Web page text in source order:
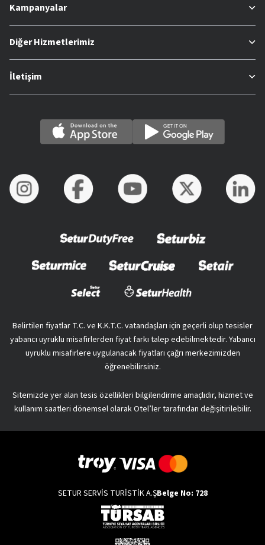
Kampanyalar
Diğer Hizmetlerimiz
İletişim
Belirtilen fiyatlar T.C. ve K.K.T.C. vatandaşları için geçerli olup tesisler
yabancı uyruklu misafirlerden fiyat farkı talep edebilmektedir. Yabancı
uyruklu misafirlere uygulanacak fiyatları çağrı merkezimizden
öğrenebilirsiniz.
Sitemizde yer alan tesis özellikleri bilgilendirme amaçlıdır, hizmet ve
kullanım saatleri dönemsel olarak Otel’ler tarafından değişitirilebilir.
SETUR SERVİS TURİSTİK A.ŞBelge No: 728